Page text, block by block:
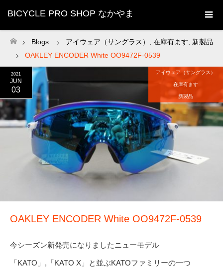
BICYCLE PRO SHOP なかやま
ホーム
Blogs アイウェア（サングラス） 在庫有ます
新製品
OAKLEY ENCODER White OO9472F-0539
2021
JUN
03
アイウェア（サングラス）
在庫有ます
新製品
OAKLEY ENCODER White OO9472F-0539
今シーズン新発売になりましたニューモデル
「KATO」,「KATO X」と並ぶKATOファミリーの一つ